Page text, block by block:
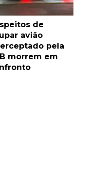
de
avião
pela
morrem em